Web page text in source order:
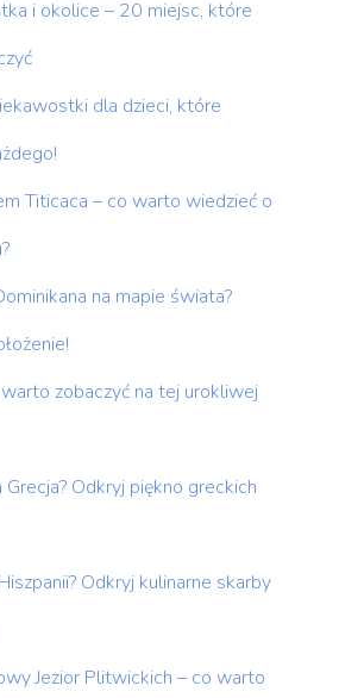
i okolice – 20 miejsc, które
dla dzieci, które
Titicaca – co warto wiedzieć o
na mapie świata?
zobaczyć na tej urokliwej
Odkryj piękno greckich
Odkryj kulinarne skarby
Jezior Plitwickich – co warto